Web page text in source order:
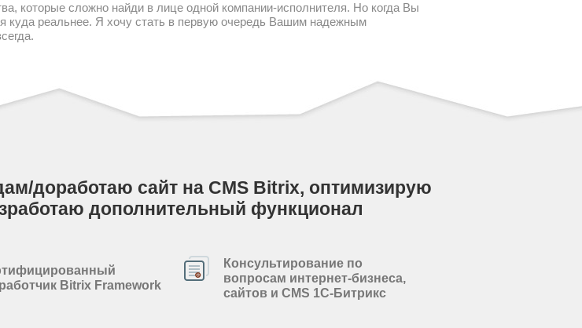
которые сложно найди в лице одной компании-исполнителя. Но когда Вы
куда реальнее. Я хочу стать в первую очередь Вашим надежным
доработаю сайт на CMS Bitrix, оптимизирую
дополнительный функционал
Bitrix Framework
Консультирование по
вопросам интернет-бизнеса,
сайтов и CMS 1С-Битрикс